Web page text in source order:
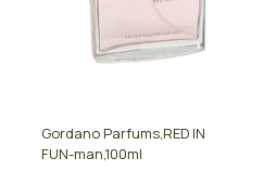
Gordano Parfums,RED IN
FUN-man,100ml